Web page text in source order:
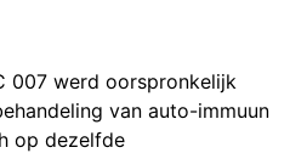
007 werd oorspronkelijk
van auto-immuun
op dezelfde